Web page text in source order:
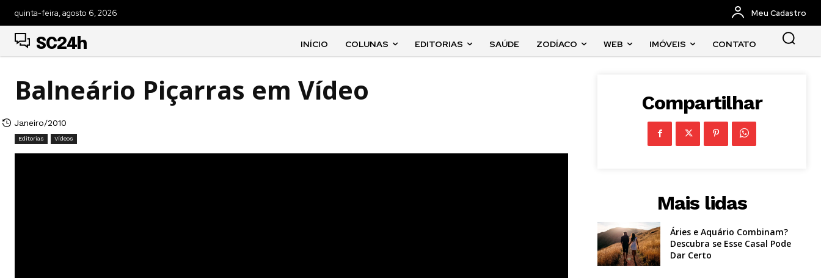
quinta-feira, agosto 6, 2026 Meu Cadastro
SC24h INÍCIO COLUNAS EDITORIAS SAÚDE ZODÍACO WEB IMÓVEIS CONTATO
Balneário Piçarras em Vídeo
Janeiro/2010
Editorias Vídeos
Compartilhar
Mais lidas
Áries e Aquário Combinam?
Descubra se Esse Casal Pode
Dar Certo